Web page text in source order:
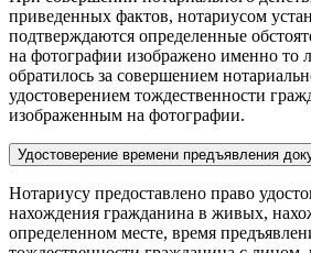
приведенных фактов, нотариусом
подтверждаются определенные
на фотографии изображено именно то
обратилось за совершением
удостоверением тождественности
изображенным на фотографии.
Удостоверение времени предъявления
Нотариусу предоставлено право
нахождения гражданина в живых,
определенном месте, время